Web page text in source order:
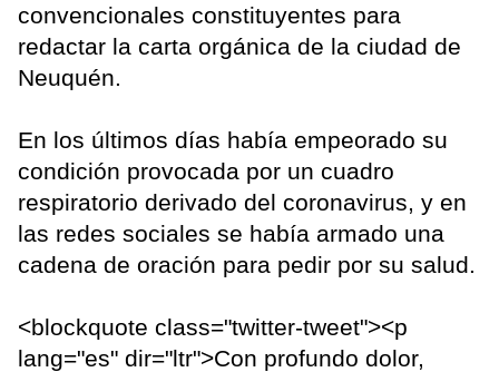
convencionales constituyentes para
redactar la carta orgánica de la ciudad de
Neuquén.
En los últimos días había empeorado su
condición provocada por un cuadro
respiratorio derivado del coronavirus, y en
las redes sociales se había armado una
cadena de oración para pedir por su salud.
<blockquote class="twitter-tweet"><p
lang="es" dir="ltr">Con profundo dolor,